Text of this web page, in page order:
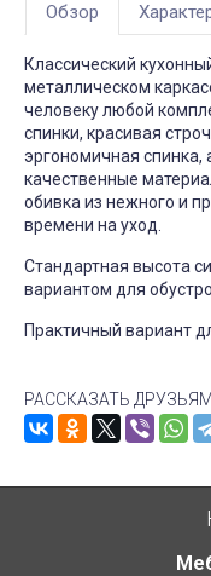
Обзор
Классический
металлическом
человеку любой
спинки, красивая
эргономичная спинка,
качественные
обивка из нежного и
времени на уход.
Стандартная высота
вариантом для
Практичный вариант
РАССКАЗАТЬ